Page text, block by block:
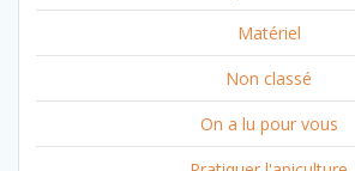
Matériel
Non classé
On a lu pour vous